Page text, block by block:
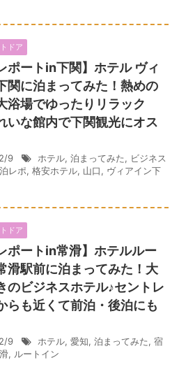
ドア
ポートin下関】ホテル ヴィ
関に泊まってみた！熱めの
浴場でゆったりリラック
いな館内で下関観光にオス
9 ホテル, 泊まってみた, ビジネス
レポ, 格安ホテル, 山口, ヴィアイン下
ドア
ポートin常滑】ホテルルー
滑駅前に泊まってみた！大
のビジネスホテル♪セントレ
らも近くて前泊・後泊にも
9 ホテル, 愛知, 泊まってみた, 宿
, ルートイン